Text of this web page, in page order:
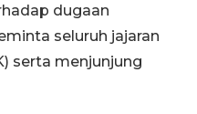
dugaan
seluruh jajaran
serta menjunjung